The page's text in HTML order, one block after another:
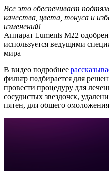
Все это обеспечивает
качества, цвета, тонуса и
изменений!
Аппарат Lumenis M22
используется ведущими
мира
В видео подробнее
фильтр подбирается для
провести процедуру для
сосудистых звездочек,
пятен, для общего